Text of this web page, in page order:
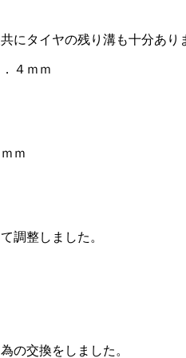
にタイヤの残り溝も十分あり
４ｍｍ
ｍ
調整しました。
の交換をしました。